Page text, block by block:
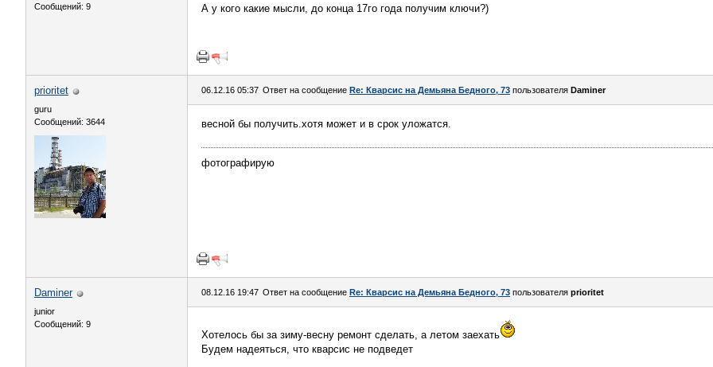
Сообщений: 9
А у кого какие мысли, до конца 17го года получим ключи?)
prioritet
guru
Сообщений: 3644
06.12.16 05:37 Ответ на сообщение Re: Кварсис на Демьяна Бедного, 73 пользователя Daminer
весной бы получить.хотя может и в срок уложатся.
фотографирую
Daminer
junior
Сообщений: 9
08.12.16 19:47 Ответ на сообщение Re: Кварсис на Демьяна Бедного, 73 пользователя prioritet
Хотелось бы за зиму-весну ремонт сделать, а летом заехать
Будем надеяться, что кварсис не подведет